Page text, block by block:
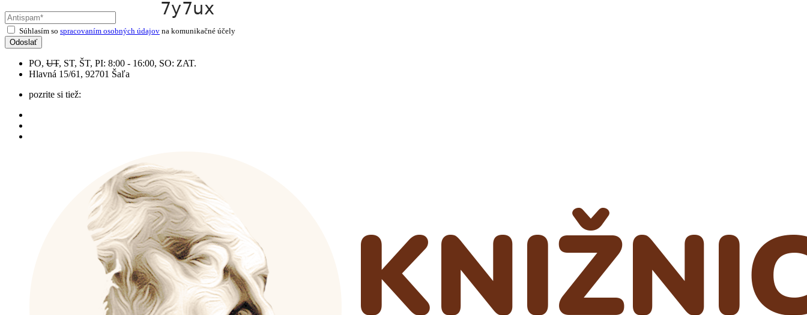
Súhlasím so spracovaním osobných údajov na komunikačné účely
Odoslať
PO, UT, ST, ŠT, PI: 8:00 - 16:00, SO: ZAT.
Hlavná 15/61, 92701 Šaľa
pozrite si tiež: